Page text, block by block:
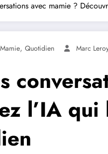
avec mamie ?
Mamie, Quotidien Marc
l’IA